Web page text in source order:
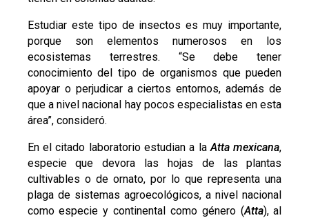
Estudiar este tipo de insectos es muy importante,
porque son elementos numerosos en los
ecosistemas terrestres. “Se debe tener
conocimiento del tipo de organismos que pueden
apoyar o perjudicar a ciertos entornos, además de
que a nivel nacional hay pocos especialistas en esta
área”, consideró.
En el citado laboratorio estudian a la Atta mexicana,
especie que devora las hojas de las plantas
cultivables o de ornato, por lo que representa una
plaga de sistemas agroecológicos, a nivel nacional
como especie y continental como género (Atta), al